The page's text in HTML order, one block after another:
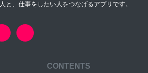
と、仕事をしたい人をつなげるアプリです。
CONTENTS